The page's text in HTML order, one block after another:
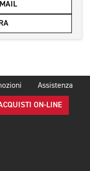
Assistenza
ON-LINE